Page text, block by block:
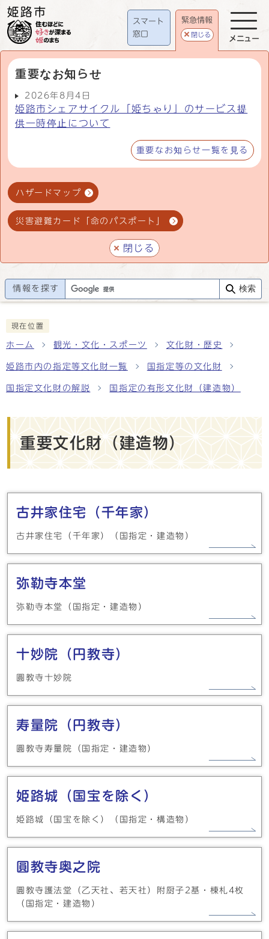
スマート
窓口
緊急情報
閉じる
重要なお知らせ
2026年8月4日
姫路市シェアサイクル「姫ちゃり」のサービス提
供一時停止について
重要なお知らせ一覧を見る
ハザードマップ
災害避難カード「命のパスポート」
閉じる
メニュー
情報を探す 検索
現在位置
ホーム 観光・文化・スポーツ 文化財・歴史
姫路市内の指定等文化財一覧 国指定等の文化財
国指定文化財の解説 国指定の有形文化財（建造物）
重要文化財（建造物）
メインメニュー
古井家住宅（千年家）
古井家住宅（千年家）（国指定・建造物）
弥勒寺本堂
弥勒寺本堂（国指定・建造物）
十妙院（円教寺）
圓教寺十妙院
寿量院（円教寺）
圓教寺寿量院（国指定・建造物）
姫路城（国宝を除く）
姫路城（国宝を除く）（国指定・構造物）
圓教寺奥之院
圓教寺護法堂（乙天社、若天社）附厨子2基・棟札4枚
（国指定・建造物）